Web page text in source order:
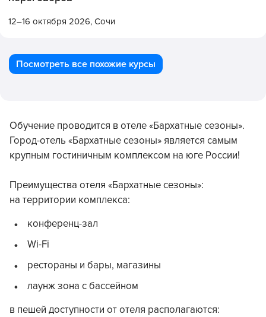
12–16 октября 2026, Сочи
Посмотреть все похожие курсы
Обучение проводится в отеле «Бархатные сезоны».
Город-отель «Бархатные сезоны» является самым
крупным гостиничным комплексом на юге России!
Преимущества отеля «Бархатные сезоны»:
на территории комплекса:
конференц-зал
Wi-Fi
рестораны и бары, магазины
лаунж зона с бассейном
в пешей доступности от отеля располагаются: